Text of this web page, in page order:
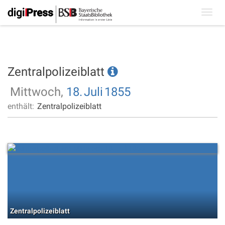
Zentralpolizeiblatt
Mittwoch, 18.Juli 1855
enthält: Zentralpolizeiblatt
Zentralpolizeiblatt